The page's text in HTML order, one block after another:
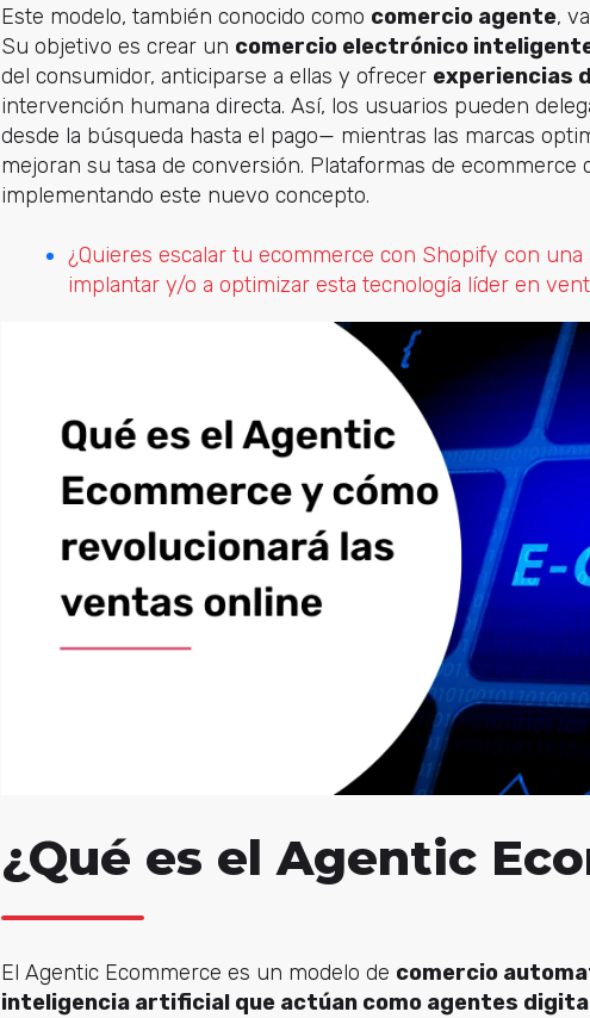
Este modelo, también conocido como comercio agente,
Su objetivo es crear un comercio electrónico
del consumidor, anticiparse a ellas y ofrecer experiencias
intervención humana directa. Así, los usuarios pueden
desde la búsqueda hasta el pago— mientras las marcas
mejoran su tasa de conversión. Plataformas de ecommerce
implementando este nuevo concepto.
¿Quieres escalar tu ecommerce con Shopify con una
implantar y/o a optimizar esta tecnología líder en
¿Qué es el Agentic
El Agentic Ecommerce es un modelo de comercio
inteligencia artificial que actúan como agentes